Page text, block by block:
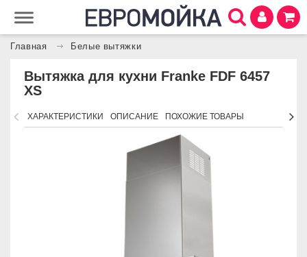
Главная Белые вытяжки
Вытяжка для кухни Franke FDF 6457
XS
ХАРАКТЕРИСТИКИ ОПИСАНИЕ ПОХОЖИЕ ТОВАРЫ